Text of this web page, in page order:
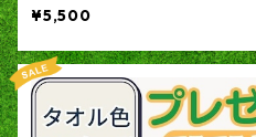
¥5,500